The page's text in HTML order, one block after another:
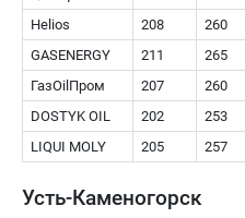
Helios
208 260
GASENERGY
211 265
ГазOilПром
207 260
DOSTYK OIL
202 253
LIQUI MOLY
205 257
Усть-Каменогорск